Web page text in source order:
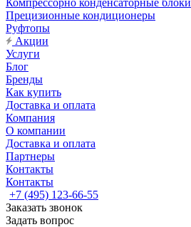
Компрессорно конденсаторные блоки
Прецизионные кондиционеры
Руфтопы
Акции
Услуги
Блог
Бренды
Как купить
Доставка и оплата
Компания
О компании
Доставка и оплата
Партнеры
Контакты
Контакты
+7 (495) 123-66-55
Заказать звонок
Задать вопрос